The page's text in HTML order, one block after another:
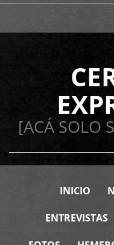
[ACÁ SOLO
INICIO
ENTREVISTAS